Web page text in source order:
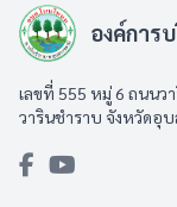
องค์การ
เลขที่ 555 หมู่ 6 ถนนว
วารินชำราบ จังหวัดอุ